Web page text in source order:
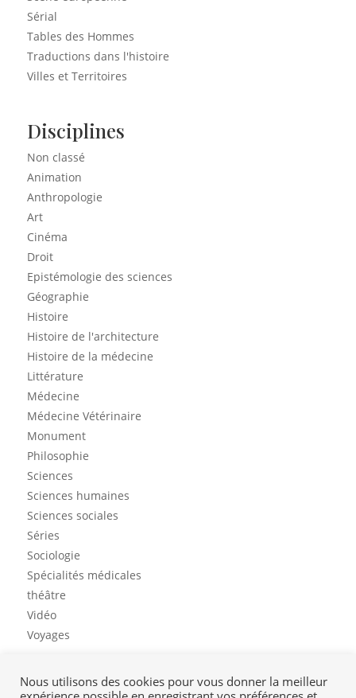
Sérial
Tables des Hommes
Traductions dans l'histoire
Villes et Territoires
Disciplines
Non classé
Animation
Anthropologie
Art
Cinéma
Droit
Epistémologie des sciences
Géographie
Histoire
Histoire de l'architecture
Histoire de la médecine
Littérature
Médecine
Médecine Vétérinaire
Monument
Philosophie
Sciences
Sciences humaines
Sciences sociales
Séries
Sociologie
Spécialités médicales
théâtre
Vidéo
Voyages
Nous utilisons des cookies pour vous donner la meilleur